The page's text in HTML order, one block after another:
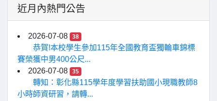
近月內熱門公告
2026-07-08 38
恭賀!本校學生參加115年全國教育盃獨輪車錦標
賽榮獲中男400公尺...
2026-07-08
35
轉知：彰化縣115學年度學習扶助國小現職教師8
小時師資研習，請轉...